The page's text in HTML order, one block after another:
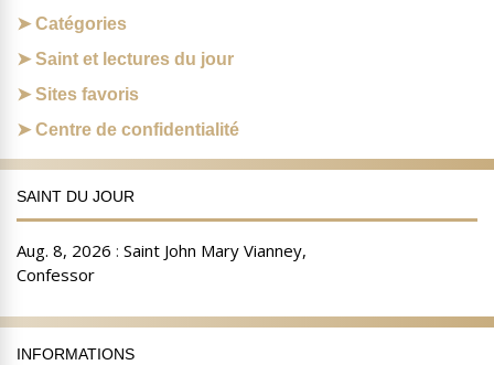
Catégories
Saint et lectures du jour
Sites favoris
Centre de confidentialité
SAINT DU JOUR
INFORMATIONS